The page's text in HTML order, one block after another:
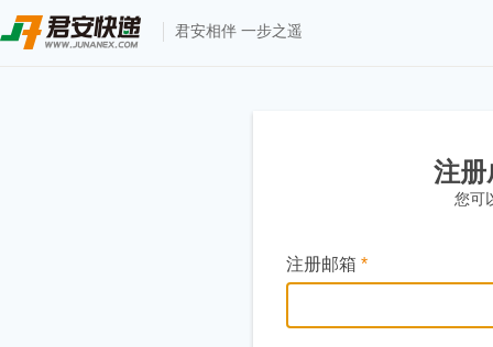
君安相伴 一步之遥
注册
您可
注册邮箱 *